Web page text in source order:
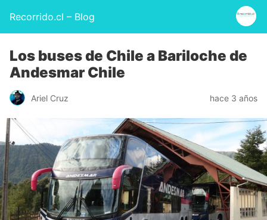
Recorrido.cl – Blog
Los buses de Chile a Bariloche de
Andesmar Chile
Ariel Cruz hace 3 años